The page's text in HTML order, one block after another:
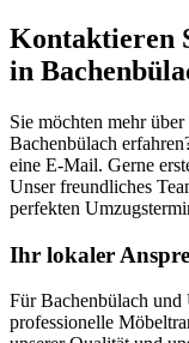
Kontaktieren
in
Sie möchten mehr
Bachenbülach
eine E-Mail. Gerne
Unser freundliches
perfekten
Ihr lokaler
Für Bachenbülach
professionelle